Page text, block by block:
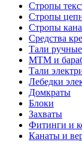
Стропы
Стропы
Стропы
Средства
Тали ручные
МТМ и
Тали
Лебедки
Домкраты
Блоки
Захваты
Фитинги и
Канаты и